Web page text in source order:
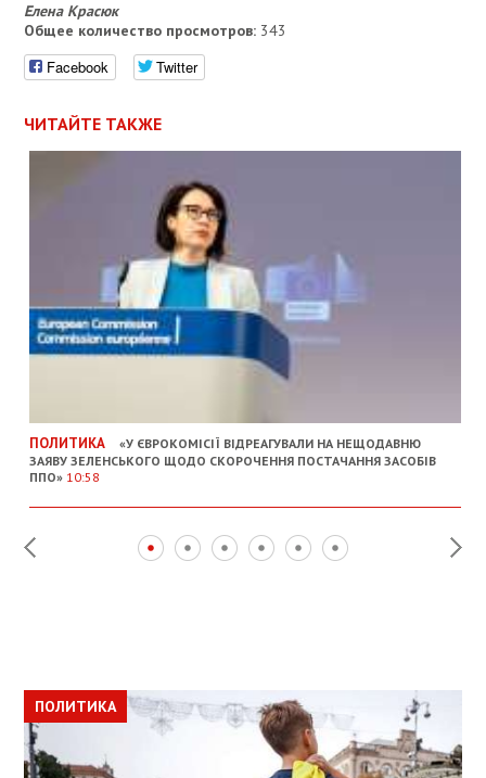
Елена Красюк
Общее количество просмотров: 343
Facebook Twitter
ЧИТАЙТЕ ТАКЖЕ
ПОЛИТИКА
«У ЄВРОКОМІСІЇ ВІДРЕАГУВАЛИ НА НЕЩОДАВНЮ
ЗАЯВУ ЗЕЛЕНСЬКОГО ЩОДО СКОРОЧЕННЯ ПОСТАЧАННЯ ЗАСОБІВ
ППО» 10:58
ПОЛИТИКА
ПОЛИТИКА
ОБЩЕСТВО
ПОЛИТИКА
ЭКОНОМИКА